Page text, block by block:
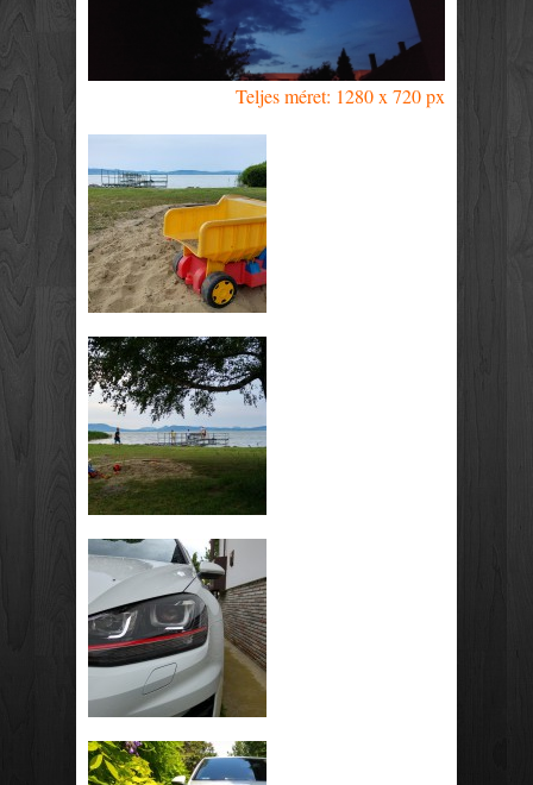
Teljes méret: 1280 x 720 px